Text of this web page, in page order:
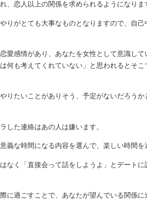
、恋人以上の関係を求められるようになりま
りがとても大事なものとなりますので、自己
愛感情があり、あなたを女性として意識し
何も考えてくれていない」と思われるとそ
りたいことがありそう、予定がないだろう
した連絡はあの人は嫌います。
義な時間になる内容を選んで、楽しい時間を
なく「直接会って話をしようよ」とデートに
に過ごすことで、あなたが望んでいる関係